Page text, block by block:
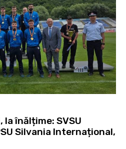
înălțime: SVSU
Silvania Internațional,